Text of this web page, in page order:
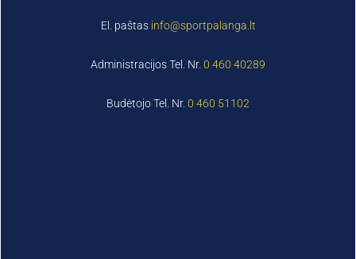
El. paštas info@sportpalanga.lt
Administracijos Tel. Nr. 0 460 40289
Budėtojo Tel. Nr. 0 460 51102